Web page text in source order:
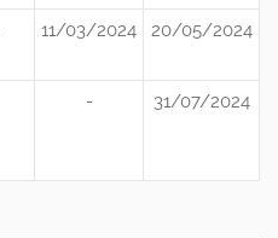
11/03/2024 20/05/2024
- 31/07/2024